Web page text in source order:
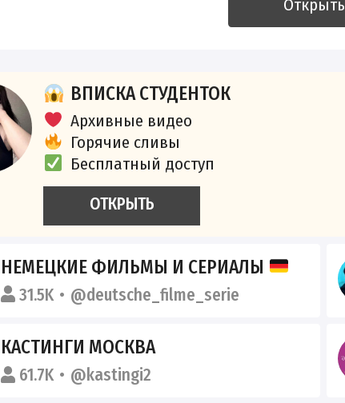
Открыть
ВПИСКА СТУДЕНТОК
Архивные видео
Горячие сливы
Бесплатный доступ
ОТКРЫТЬ
НЕМЕЦКИЕ ФИЛЬМЫ И СЕРИАЛЫ
31.5K @deutsche_filme_serie
КАСТИНГИ МОСКВА
61.7K @kastingi2